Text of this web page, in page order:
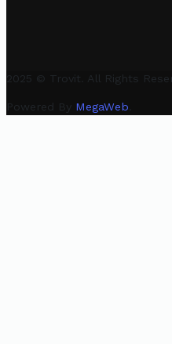
2025 © Trovit. All Rights
Powered By MegaWeb